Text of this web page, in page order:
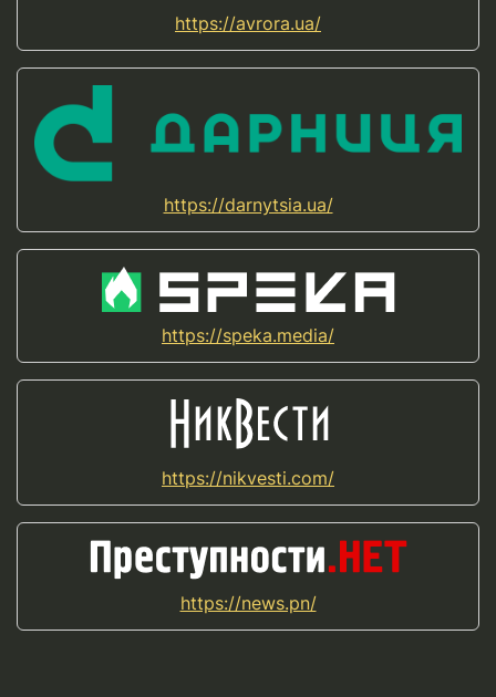
https://avrora.ua/
https://darnytsia.ua/
https://speka.media/
https://nikvesti.com/
https://news.pn/